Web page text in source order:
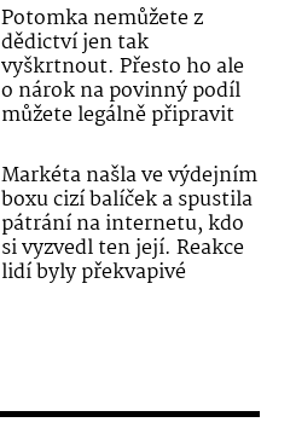
Potomka nemůžete z
dědictví jen tak
vyškrtnout. Přesto ho ale
o nárok na povinný podíl
můžete legálně připravit
Markéta našla ve výdejním
boxu cizí balíček a spustila
pátrání na internetu, kdo
si vyzvedl ten její. Reakce
lidí byly překvapivé